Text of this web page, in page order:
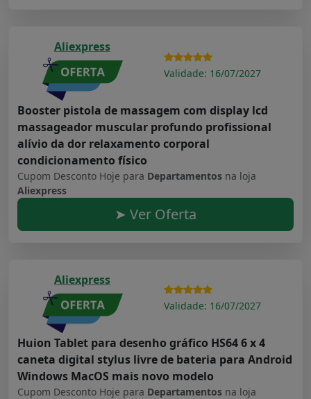
Aliexpress
Validade: 16/07/2027
Booster pistola de massagem com display lcd
massageador muscular profundo profissional
alívio da dor relaxamento corporal
condicionamento físico
Cupom Desconto Hoje para Departamentos na loja
Aliexpress
➤ Ver Oferta
Aliexpress
Validade: 16/07/2027
Huion Tablet para desenho gráfico HS64 6 x 4
caneta digital stylus livre de bateria para Android
Windows MacOS mais novo modelo
Cupom Desconto Hoje para Departamentos na loja